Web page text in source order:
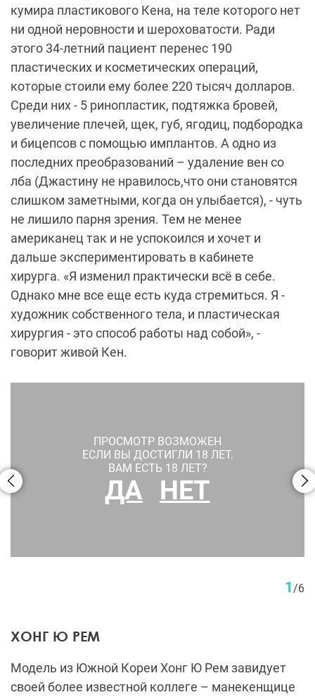
кумира пластикового Кена, на теле которого нет
ни одной неровности и шероховатости. Ради
этого 34-летний пациент перенес 190
пластических и косметических операций,
которые стоили ему более 220 тысяч долларов.
Среди них - 5 ринопластик, подтяжка бровей,
увеличение плечей, щек, губ, ягодиц, подбородка
и бицепсов с помощью имплантов. А одно из
последних преобразований – удаление вен со
лба (Джастину не нравилось,что они становятся
слишком заметными, когда он улыбается), - чуть
не лишило парня зрения. Тем не менее
американец так и не успокоился и хочет и
дальше экспериментировать в кабинете
хирурга. «Я изменил практически всё в себе.
Однако мне все еще есть куда стремиться. Я -
художник собственного тела, и пластическая
хирургия - это способ работы над собой», -
говорит живой Кен.
ПРОСМОТР ВОЗМОЖЕН
ЕСЛИ ВЫ ДОСТИГЛИ 18 ЛЕТ.
ВАМ ЕСТЬ 18 ЛЕТ?
ДА НЕТ
1 /6
ХОНГ Ю РЕМ
Модель из Южной Кореи Хонг Ю Рем завидует
своей более известной коллеге – манекенщице